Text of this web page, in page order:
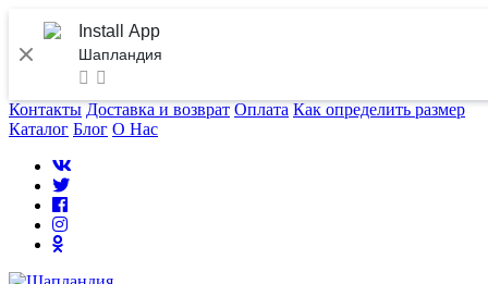
Install App
Шапландия
Контакты Доставка и возврат Оплата Как определить размер
Каталог Блог О Нас